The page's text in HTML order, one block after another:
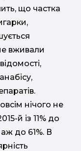
що частка
не вживали
нічого не
й із 11% до
аж до 61%. В